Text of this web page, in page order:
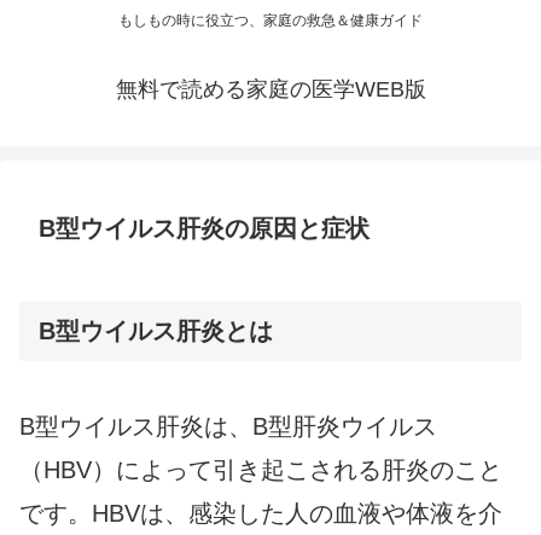
もしもの時に役立つ、家庭の救急＆健康ガイド
無料で読める家庭の医学WEB版
B型ウイルス肝炎の原因と症状
B型ウイルス肝炎とは
B型ウイルス肝炎は、B型肝炎ウイルス
（HBV）によって引き起こされる肝炎のこと
です。HBVは、感染した人の血液や体液を介